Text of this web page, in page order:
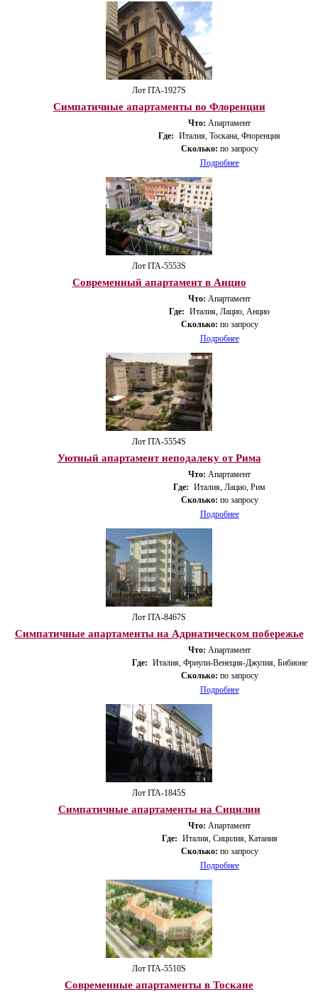
Лот ITA-1927S
Симпатичные апартаменты во Флоренции
Что: Апартамент
Где: Италия, Тоскана, Флоренция
Сколько: по запросу
Подробнее
Лот ITA-5553S
Современный апартамент в Анцио
Что: Апартамент
Где: Италия, Лацио, Анцио
Сколько: по запросу
Подробнее
Лот ITA-5554S
Уютный апартамент неподалеку от Рима
Что: Апартамент
Где: Италия, Лацио, Рим
Сколько: по запросу
Подробнее
Лот ITA-8467S
Симпатичные апартаменты на Адриатическом побережье
Что: Апартамент
Где: Италия, Фриули-Венеция-Джулия, Бибионе
Сколько: по запросу
Подробнее
Лот ITA-1845S
Симпатичные апартаменты на Сицилии
Что: Апартамент
Где: Италия, Сицилия, Катания
Сколько: по запросу
Подробнее
Лот ITA-5510S
Современные апартаменты в Тоскане